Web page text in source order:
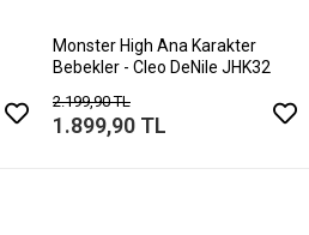
Monster High Ana Karakter
Bebekler - Cleo DeNile JHK32
2.199,90 TL
1.899,90 TL